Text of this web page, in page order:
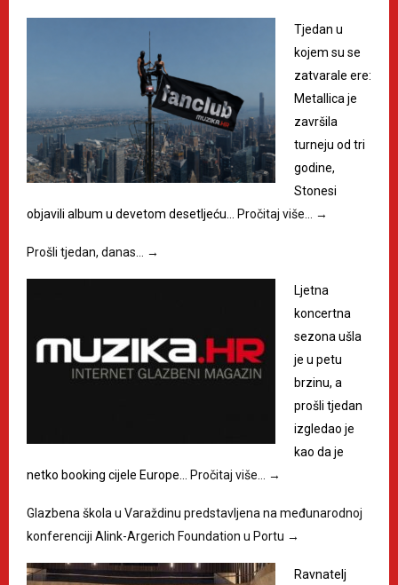
Tjedan u
kojem su se
zatvarale ere:
Metallica je
završila
turneju od tri
godine,
Stonesi
objavili album u devetom desetljeću…
Pročitaj više… →
Prošli tjedan, danas… →
Ljetna
koncertna
sezona ušla
je u petu
brzinu, a
prošli tjedan
izgledao je
kao da je
netko booking cijele Europe…
Pročitaj više… →
Glazbena škola u Varaždinu predstavljena na međunarodnoj
konferenciji Alink-Argerich Foundation u Portu →
Ravnatelj